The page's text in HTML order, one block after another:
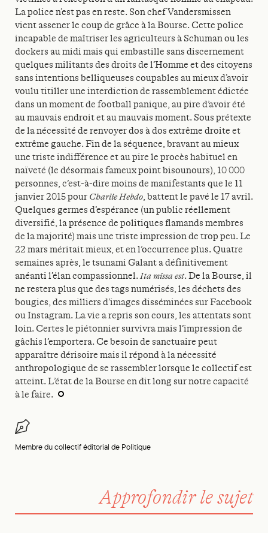
Membre du collectif éditorial de Politique
La police n’est pas en reste. Son chef Vandersmissen
vient assener le coup de grâce à la Bourse. Cette police
incapable de maîtriser les agriculteurs à Schuman ou les
dockers au midi mais qui embastille sans discernement
quelques militants des droits de l’Homme et des citoyens
sans intentions belliqueuses coupables au mieux d’avoir
voulu titiller une interdiction de rassemblement édictée
dans un moment de football panique, au pire d’avoir été
au mauvais endroit et au mauvais moment. Sous prétexte
de la nécessité de renvoyer dos à dos extrême droite et
extrême gauche. Fin de la séquence, bravant au mieux
une triste indifférence et au pire le procès habituel en
naïveté (le désormais fameux point bisounours), 10 000
personnes, c’est-à-dire moins de manifestants que le 11
janvier 2015 pour Charlie Hebdo, battent le pavé le 17 avril.
Quelques germes d’espérance (un public réellement
diversifié, la présence de politiques flamands membres
de la majorité) mais une triste impression de trop peu. Le
22 mars méritait mieux, et en l’occurrence plus. Quatre
semaines après, le tsunami Galant a définitivement
anéanti l’élan compassionnel.Ita missa est. De la Bourse, il
ne restera plus que des tags numérisés, les déchets des
bougies, des milliers d’images disséminées sur Facebook
ou Instagram. La vie a repris son cours, les attentats sont
loin. Certes le piétonnier survivra mais l’impression de
gâchis l’emportera. Ce besoin de sanctuaire peut
apparaître dérisoire mais il répond à la nécessité
anthropologique de se rassembler lorsque le collectif est
atteint. L’état de la Bourse en dit long sur notre capacité
à le faire.
Approfondir le sujet